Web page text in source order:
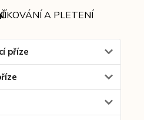
A PLETENÍ
příze